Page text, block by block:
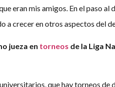
eran mis amigos. En el paso
a crecer en otros aspectos del
jueza en torneos de la Liga
que hay torneos